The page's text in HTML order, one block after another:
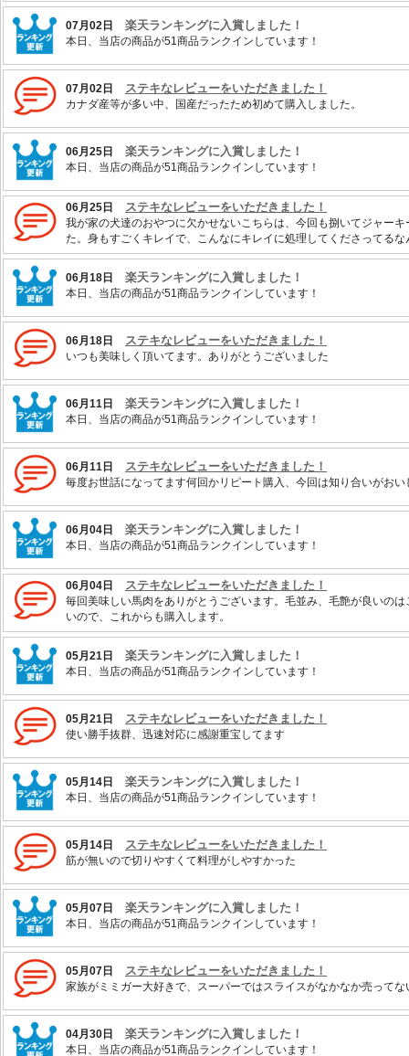
07月02日 楽天ランキングに入賞しました！
本日、当店の商品が51商品ランクインしています！
07月02日 ステキなレビューをいただきました！
カナダ産等が多い中、国産だったため初めて購入しました。
06月25日 楽天ランキングに入賞しました！
本日、当店の商品が51商品ランクインしています！
06月25日 ステキなレビューをいただきました！
我が家の犬達のおやつに欠かせないこちらは、今回も捌いてジャー
た。身もすごくキレイで、こんなにキレイに処理してくださってる
06月18日 楽天ランキングに入賞しました！
本日、当店の商品が51商品ランクインしています！
06月18日 ステキなレビューをいただきました！
いつも美味しく頂いてます。ありがとうございました
06月11日 楽天ランキングに入賞しました！
本日、当店の商品が51商品ランクインしています！
06月11日 ステキなレビューをいただきました！
毎度お世話になってます何回かリピート購入、今回は知り合いがお
06月04日 楽天ランキングに入賞しました！
本日、当店の商品が51商品ランクインしています！
06月04日 ステキなレビューをいただきました！
毎回美味しい馬肉をありがとうございます。毛並み、毛艶が良いの
いので、これからも購入します。
05月21日 楽天ランキングに入賞しました！
本日、当店の商品が51商品ランクインしています！
05月21日 ステキなレビューをいただきました！
使い勝手抜群、迅速対応に感謝重宝してます
05月14日 楽天ランキングに入賞しました！
本日、当店の商品が51商品ランクインしています！
05月14日 ステキなレビューをいただきました！
筋が無いので切りやすくて料理がしやすかった
05月07日 楽天ランキングに入賞しました！
本日、当店の商品が51商品ランクインしています！
05月07日 ステキなレビューをいただきました！
家族がミミガー大好きで、スーパーではスライスがなかなか売って
04月30日 楽天ランキングに入賞しました！
本日、当店の商品が51商品ランクインしています！